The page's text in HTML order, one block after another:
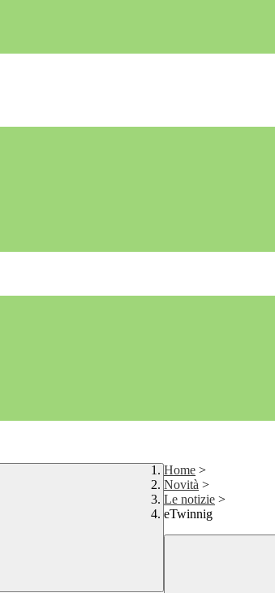
Home >
Novità >
Le notizie >
eTwinnig